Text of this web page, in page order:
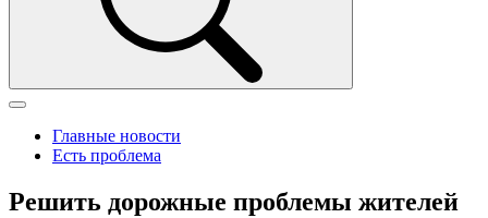
Главные новости
Есть проблема
Решить дорожные проблемы жителей